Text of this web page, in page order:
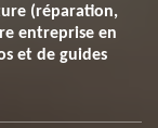
(réparation,
entreprise en
et de guides